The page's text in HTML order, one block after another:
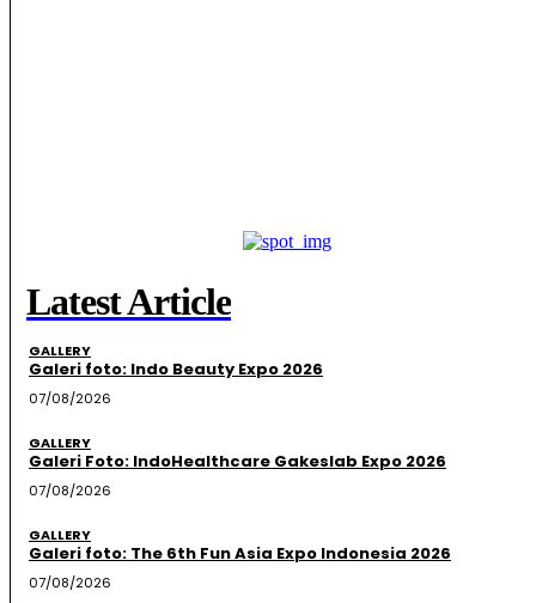
Latest Article
GALLERY
Galeri foto: Indo Beauty Expo 2026
07/08/2026
GALLERY
Galeri Foto: IndoHealthcare Gakeslab Expo 2026
07/08/2026
GALLERY
Galeri foto: The 6th Fun Asia Expo Indonesia 2026
07/08/2026